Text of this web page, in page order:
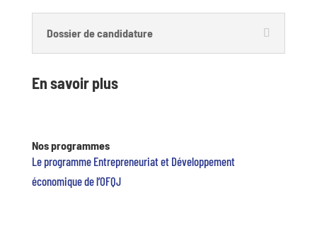
Dossier de candidature
En savoir plus
Nos programmes
Le programme Entrepreneuriat et Développement
économique de l’OFQJ